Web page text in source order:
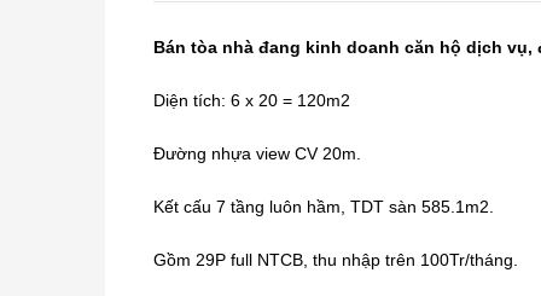
Bán tòa nhà đang kinh doanh căn hộ dịch
Diện tích: 6 x 20 = 120m2
Đường nhựa view CV 20m.
Kết cấu 7 tầng luôn hầm, TDT sàn 585.1m2.
Gồm 29P full NTCB, thu nhập trên 100Tr/tháng.